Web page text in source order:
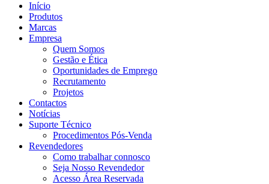
Início
Produtos
Marcas
Empresa
Quem Somos
Gestão e Ética
Oportunidades de Emprego
Recrutamento
Projetos
Contactos
Notícias
Suporte Técnico
Procedimentos Pós-Venda
Revendedores
Como trabalhar connosco
Seja Nosso Revendedor
Acesso Área Reservada